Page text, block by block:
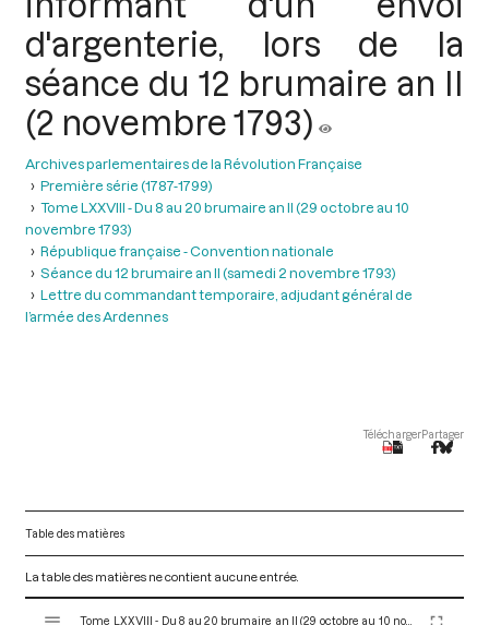
d'argenterie, lors de la
séance du 12 brumaire an II
(2 novembre 1793)
Archives parlementaires de la Révolution Française
Première série (1787-1799)
Tome LXXVIII - Du 8 au 20 brumaire an II (29 octobre au 10
novembre 1793)
République française - Convention nationale
Séance du 12 brumaire an II (samedi 2 novembre 1793)
Lettre du commandant temporaire, adjudant général de
l’armée des Ardennes
TéléchargerPartager
Table des matières
La table des matières ne contient aucune entrée.